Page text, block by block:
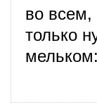
во всем,
только